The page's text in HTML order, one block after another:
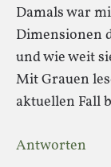
Damals war
Dimensionen
und wie weit
Mit Grauen
aktuellen Fall
Antworten